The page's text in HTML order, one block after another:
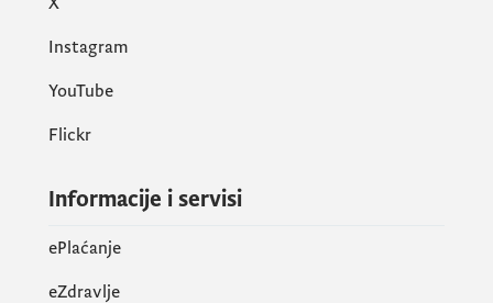
Instagram
YouTube
Flickr
Informacije i servisi
ePlaćanje
eZdravlje